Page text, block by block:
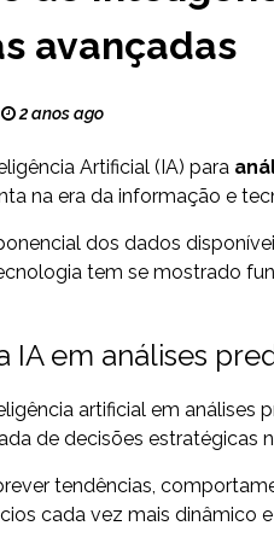
avançadas
2 anos ago
Artificial (IA) para
na era da informação e
dos dados
tem se mostrado
IA em análises
artificial em análises
de decisões estratégicas
tendências,
cada vez mais dinâmico